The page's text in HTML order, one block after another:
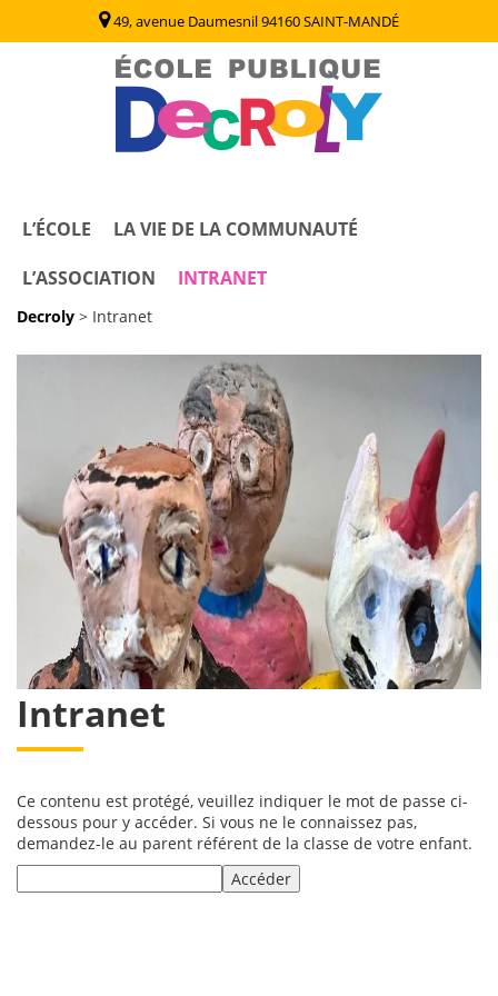
49, avenue Daumesnil 94160 SAINT-MANDÉ
L’ÉCOLE
LA VIE DE LA COMMUNAUTÉ
L’ASSOCIATION
INTRANET
Decroly > Intranet
Intranet
Ce contenu est protégé, veuillez indiquer le mot de passe ci-
dessous pour y accéder. Si vous ne le connaissez pas,
demandez-le au parent référent de la classe de votre enfant.